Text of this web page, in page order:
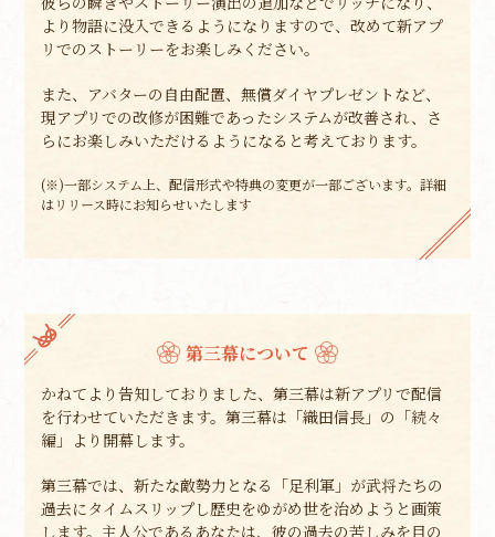
より物語に没入できるようになりますので、改めて新アプ
リでのストーリーをお楽しみください。
また、アバターの自由配置、無償ダイヤプレゼントなど、
現アプリでの改修が困難であったシステムが改善され、さ
らにお楽しみいただけるようになると考えております。
(※)一部システム上、配信形式や特典の変更が一部ございます。詳細
はリリース時にお知らせいたします
第三幕について
かねてより告知しておりました、第三幕は新アプリで配信
を行わせていただきます。第三幕は「織田信長」の「続々
編」より開幕します。
第三幕では、新たな敵勢力となる「足利軍」が武将たちの
過去にタイムスリップし歴史をゆがめ世を治めようと画策
します。主人公であるあなたは、彼の過去の苦しみを目の